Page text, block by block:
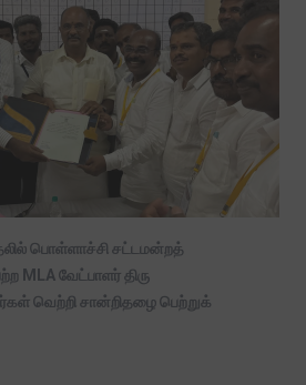
பொள்ளாச்சி சட்டமன்றத்
MLA வேட்பாளர் திரு
வெற்றி சான்றிதழை பெற்றுக்